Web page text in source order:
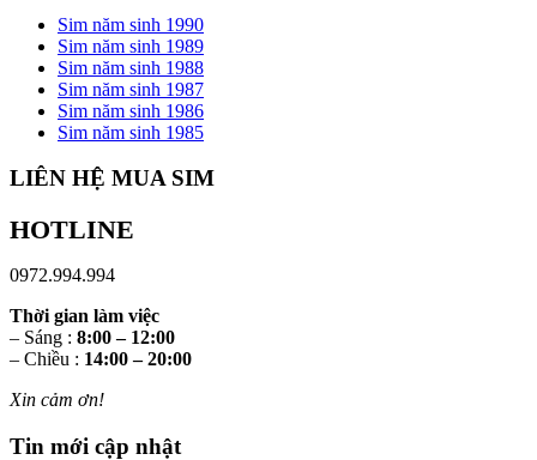
Sim năm sinh 1990
Sim năm sinh 1989
Sim năm sinh 1988
Sim năm sinh 1987
Sim năm sinh 1986
Sim năm sinh 1985
LIÊN HỆ MUA SIM
HOTLINE
0972.994.994
Thời gian làm việc
– Sáng : 8:00 – 12:00
– Chiều : 14:00 – 20:00
Xin cảm ơn!
Tin mới cập nhật